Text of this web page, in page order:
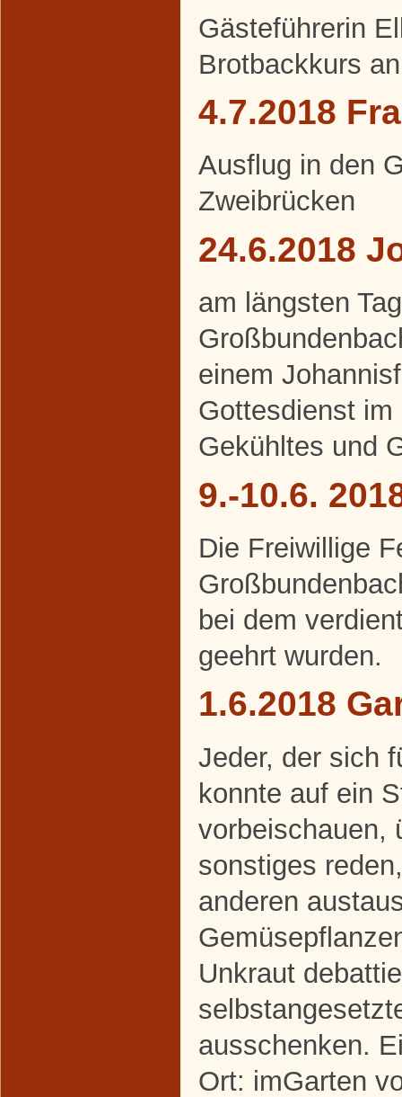
Gästeführerin
Brotbackkurs
4.7.2018
Ausflug in den
Zweibrücken
24.6.2018
am längsten
einem
Gottesdienst
Gekühltes und
9.-10.6.
Die Freiwillige
bei dem
geehrt wurden.
1.6.2018
Jeder, der sich
konnte auf ein
vorbeischauen,
sonstiges
anderen
Unkraut
ausschenken.
Ort: imGarten